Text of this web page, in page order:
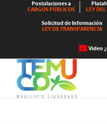
Postulaciones a
CARGOS PÚBLICOS
LEY
Solicitud de Información
LEY DE TRANSPARENCIA
Video